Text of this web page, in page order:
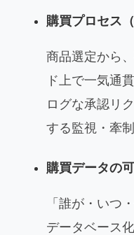
購買プロセス
商品選定から
ド上で一気通
ログな承認リ
する監視・牽
購買データの
「誰が・いつ
データベース